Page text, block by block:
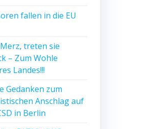
fallen in die EU
treten sie
– Zum Wohle
Landes!!!
Gedanken zum
Anschlag auf
in Berlin